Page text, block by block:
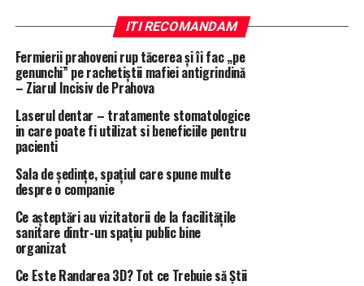
200 de milioane de lei.
CONSTANTIN RAZVAN ANGHEL, fost ofiter DIPI
Prahova, mana dreapta a procurorului Negulescu Mircea
cadrul IPJ Prahova pentru ca acestia sa nu dispuna ori,
dupa caz, sa nu ia masurile legale intr-un accident rutier
cursul anului 2012, disjunse si declinate la Parchetul
Judecatoriei Ploiesti, conform unei plangeri penala
musamalizata de procurorii din Prahova.
CONSTANTIN RAZVAN ANGHEL este consilierul lui
Sergiu Lascu, fratele lui Kovesi, unul dintre directorii
ITI RECOMANDAM
Fermierii prahoveni rup tăcerea și îi fac „pe
genunchi” pe rachetiștii mafiei antigrindină
– Ziarul Incisiv de Prahova
Laserul dentar – tratamente stomatologice
in care poate fi utilizat si beneficiile pentru
pacienti
Sala de ședințe, spațiul care spune multe
despre o companie
Ce așteptări au vizitatorii de la facilitățile
sanitare dintr-un spațiu public bine
organizat
Ce Este Randarea 3D? Tot ce Trebuie să Știi